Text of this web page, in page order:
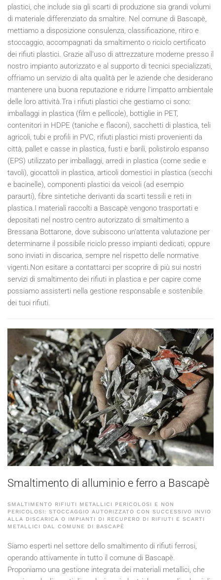
plastici, che include sia gli scarti di produzione sia grandi volumi
di materiale differenziato da smaltire. Nel comune di Bascapè,
mettiamo a disposizione consulenza, classificazione, ritiro e
stoccaggio, accompagnati da smaltimento o riciclo certificato
dei rifiuti plastici. Grazie all'uso di attrezzature moderne presso il
nostro impianto autorizzato e al supporto di tecnici specializzati,
offriamo un servizio di alta qualità per le aziende che desiderano
mantenere una buona reputazione e ridurre l'impatto ambientale
delle loro attività.Tra i rifiuti plastici che gestiamo ci sono:
imballaggi in plastica (film e pellicole), bottiglie in PET,
contenitori in HDPE (taniche e flaconi), sacchetti di plastica, teli
agricoli, tubi e profili in PVC, rifiuti plastici misti provenienti da
città, pallet e casse in plastica, fusti e barili, polistirolo espanso
(EPS) utilizzato per imballaggi, arredi in plastica (come sedie e
tavoli), giocattoli in plastica, articoli domestici in plastica (secchi
e bacinelle), componenti plastici da veicoli (ad esempio
paraurti), fibre sintetiche derivanti da scarti tessili e reti in
plastica.I materiali raccolti a Bascapè vengono trasportati e
depositati nel nostro centro autorizzato di smaltimento a
Bressana Bottarone, dove subiscono un'attenta valutazione per
determinarne il possibile riciclo presso impianti dedicati, oppure
sono inviati in discarica, sempre nel rispetto delle normative
vigenti.Non esitare a contattarci per scoprire di più sui nostri
servizi di smaltimento dei rifiuti in plastica e per capire come
possiamo assisterti nella gestione responsabile e sostenibile
dei tuoi rifiuti.
Smaltimento di alluminio e ferro a Bascapè
SMALTIMENTO RIFIUTI METALLICI PERICOLOSI E NON
PERICOLOSI: STOCCAGGIO AUTORIZZATO CON SUCCESSIVO INVIO
ALLA DISCARICA O IMPIANTI DI RECUPERO DI RIFIUTI E SCARTI
METALLICI DAL COMUNE DI BASCAPÈ
Siamo esperti nel settore dello smaltimento di rifiuti ferrosi,
operando attivamente in tutto il comune di Bascapè.
Proponiamo una gestione integrata dei materiali metallici, che